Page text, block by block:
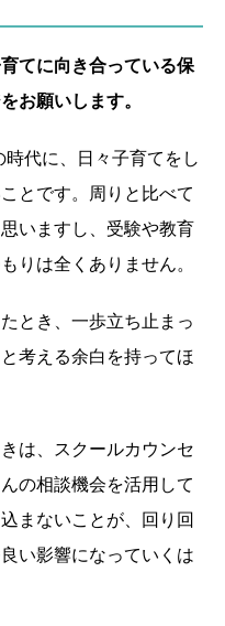
てに向き合っている保
お願いします。
代に、日々子育てをし
とです。周りと比べて
いますし、受験や教育
りは全くありません。
とき、一歩立ち止まっ
考える余白を持ってほ
は、スクールカウンセ
の相談機会を活用して
まないことが、回り回
い影響になっていくは